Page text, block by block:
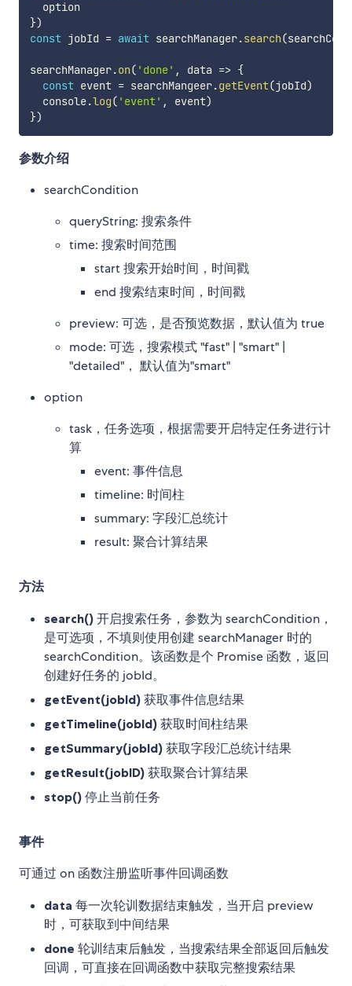
})
const jobId = await searchManager.search(
searchManager.on( 'done' , data => {
const event = searchMangeer.getEvent(jobId)
  console
.log( 'event' , event)
})
参数介绍
searchCondition
queryString: 搜索条件
time: 搜索时间范围
start 搜索开始时间，时间戳
end 搜索结束时间，时间戳
preview: 可选，是否预览数据，默认值为 true
mode: 可选，搜索模式 "fast" | "smart" |
"detailed"， 默认值为"smart"
option
task，任务选项，根据需要开启特定任务进行计
算
event: 事件信息
timeline: 时间柱
summary: 字段汇总统计
result: 聚合计算结果
方法
search() 开启搜索任务，参数为 searchCondition，
是可选项，不填则使用创建 searchManager 时的
searchCondition。该函数是个 Promise 函数，返回
创建好任务的 jobId。
getEvent(jobId) 获取事件信息结果
getTimeline(jobId) 获取时间柱结果
getSummary(jobId) 获取字段汇总统计结果
getResult(jobID) 获取聚合计算结果
stop() 停止当前任务
事件
可通过 on 函数注册监听事件回调函数
data 每一次轮训数据结束触发，当开启 preview
时，可获取到中间结果
done 轮训结束后触发，当搜索结果全部返回后触发
回调，可直接在回调函数中获取完整搜索结果